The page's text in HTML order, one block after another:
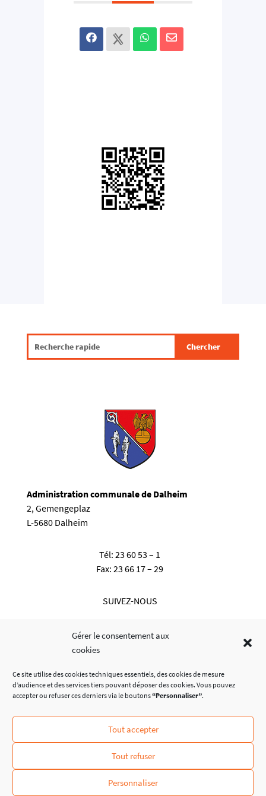
Gérer le consentement aux
cookies
Ce site utilise des cookies techniques essentiels, des cookies de mesure
d’audience et des services tiers pouvant déposer des cookies. Vous pouvez
accepter ou refuser ces derniers via le boutons“Personnaliser”.
Tout accepter
Tout refuser
Personnaliser
Administration communale de Dalheim
2, Gemengeplaz
L-5680 Dalheim
Tél:23 60 53 – 1
Fax:23 66 17 – 29
SUIVEZ-NOUS
© Administration Communale de Dalheim